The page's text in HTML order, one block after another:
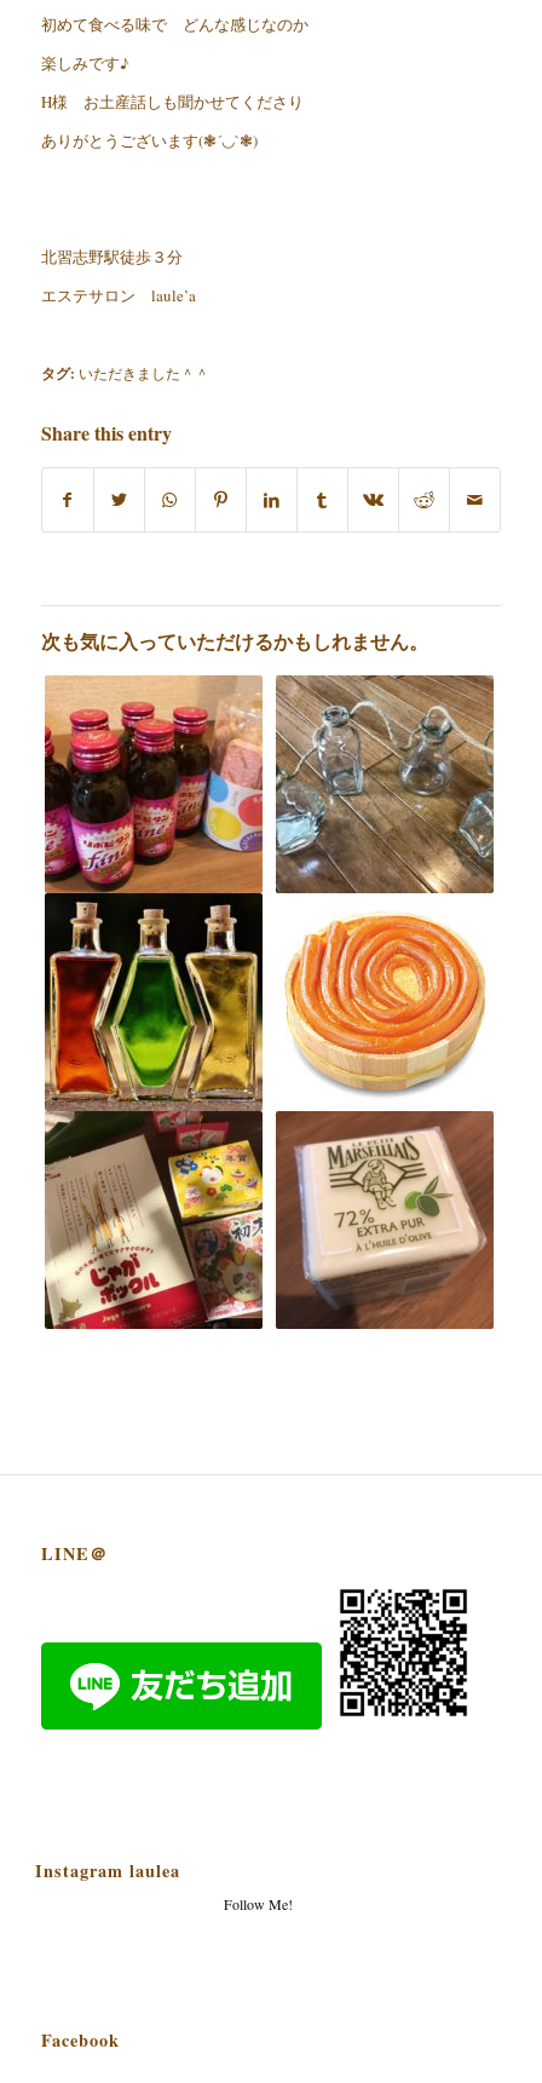
初めて食べる味で どんな感じなのか
楽しみです♪
H様 お土産話しも聞かせてくださり
ありがとうございます(❃´◡`❃)
北習志野駅徒歩３分
エステサロン laule’a
タグ: いただきました＾＾
Share this entry
次も気に入っていただけるかもしれません。
LINE＠
Instagram laulea
Follow Me!
Facebook